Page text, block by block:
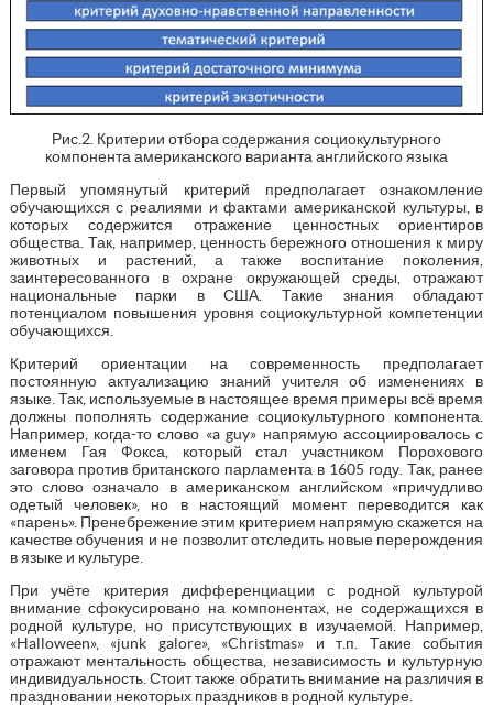
Рис.2. Критерии отбора содержания социокультурного
компонента американского варианта английского языка
Первый упомянутый критерий предполагает ознакомление
обучающихся с реалиями и фактами американской культуры, в
которых содержится отражение ценностных ориентиров
общества. Так, например, ценность бережного отношения к миру
животных и растений, а также воспитание поколения,
заинтересованного в охране окружающей среды, отражают
национальные парки в США. Такие знания обладают
потенциалом повышения уровня социокультурной компетенции
обучающихся.
Критерий ориентации на современность предполагает
постоянную актуализацию знаний учителя об изменениях в
языке. Так, используемые в настоящее время примеры всё время
должны пополнять содержание социокультурного компонента.
Например, когда-то слово «a guy» напрямую ассоциировалось с
именем Гая Фокса, который стал участником Порохового
заговора против британского парламента в 1605 году. Так, ранее
это слово означало в американском английском «причудливо
одетый человек», но в настоящий момент переводится как
«парень». Пренебрежение этим критерием напрямую скажется на
качестве обучения и не позволит отследить новые перерождения
в языке и культуре.
При учёте критерия дифференциации с родной культурой
внимание сфокусировано на компонентах, не содержащихся в
родной культуре, но присутствующих в изучаемой. Например,
«Halloween», «junk galore», «Christmas» и т.п. Такие события
отражают ментальность общества, независимость и культурную
индивидуальность. Стоит также обратить внимание на различия в
праздновании некоторых праздников в родной культуре.